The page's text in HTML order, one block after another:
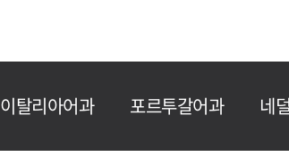
이탈리아어과 포르투갈어과 네